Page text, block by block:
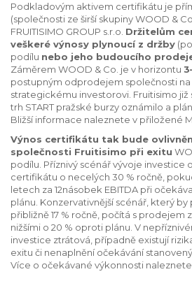
Podkladovým aktivem certifikátu je
(společnosti ze širší skupiny WOOD &
FRUITISIMO GROUP s.r.o. Držitelům
veškeré výnosy plynoucí z držby
podílu nebo jeho budoucího
Záměrem WOOD & Co. je v horizontu
postupným odprodejem společnosti
strategickému investorovi. Fruitisimo již
trh START pražské burzy oznámilo a
Bližší informace naleznete v přiložené
Výnos certifikátu tak bude
společnosti Fruitisimo při exitu
podílu. Příznivý scénář vývoje investice
certifikátu o necelých 30 % ročně,
letech za 12násobek EBITDA při
plánu. Konzervativnější scénář, který
přibližně 17 % ročně, počítá s prodejem
nižšími o 20 % oproti plánu. V
investice ztrátová, případně existují
exitu či nenaplnění očekávání
Více o očekávané výkonnosti